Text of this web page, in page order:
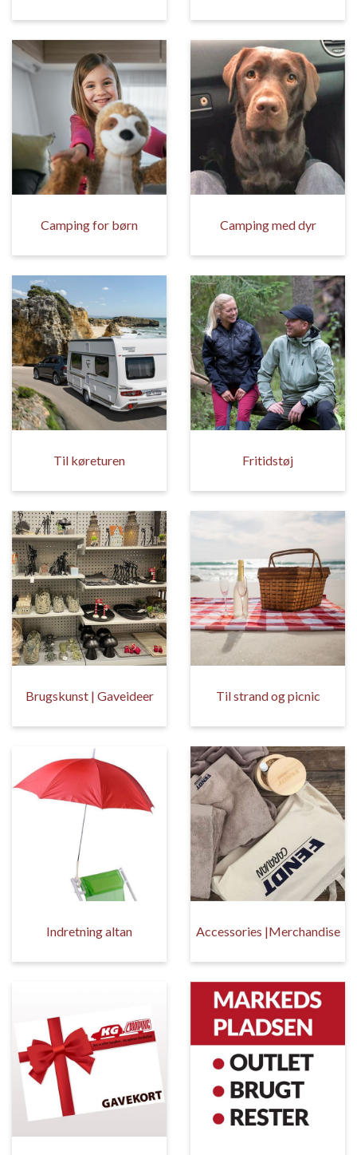
Camping for børn Camping med dyr
Til køreturen Fritidstøj
Brugskunst | Gaveideer Til strand og picnic
Indretning altan Accessories |Merchandise